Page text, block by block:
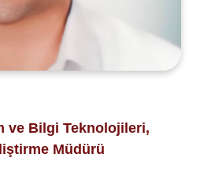
ve Bilgi Teknolojileri,
Müdürü